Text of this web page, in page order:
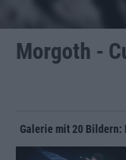
Morgoth -
Galerie mit 20 Bildern: